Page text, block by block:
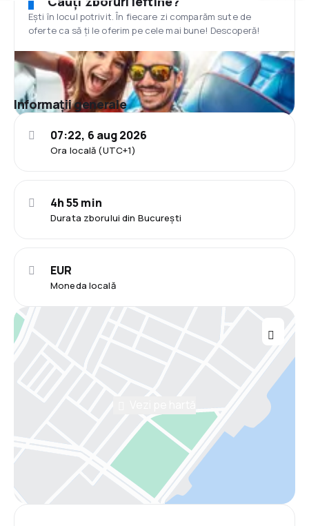
Ești în locul potrivit. În fiecare zi comparăm sute de
oferte ca să ți le oferim pe cele mai bune! Descoperă!
Informații generale
Ora locală (UTC+1)
07:22, 6 aug 2026
Durata zborului din București
4h 55 min
Moneda locală
EUR